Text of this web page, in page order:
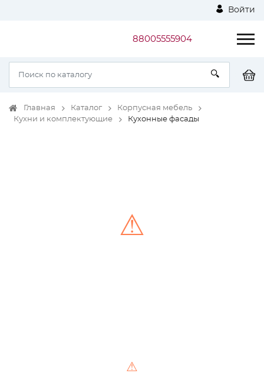
Войти
88005555904
Главная Каталог
Корпусная мебель
Кухни и комплектующие
Кухонные фасады
⚠
⚠